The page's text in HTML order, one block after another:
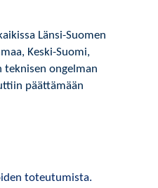
Länsi-Suomen
Keski-Suomi,
teknisen ongelman
päättämään
toteutumista.